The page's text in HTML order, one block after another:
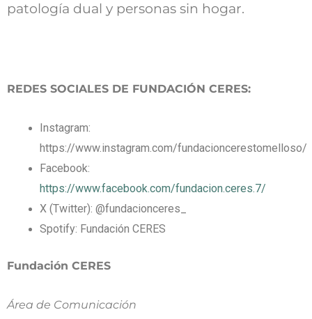
patología dual y personas sin hogar.
REDES SOCIALES DE FUNDACIÓN CERES:
Instagram:
https://www.instagram.com/fundacioncerestomelloso/
Facebook:
https://www.facebook.com/fundacion.ceres.7/
X (Twitter): @fundacionceres_
Spotify: Fundación CERES
Fundación CERES
Área de Comunicación